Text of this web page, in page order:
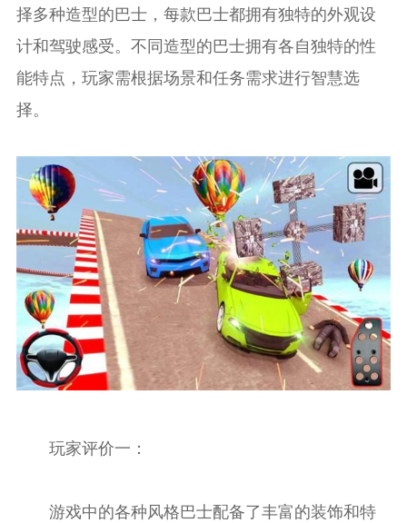
择多种造型的巴士，每款巴士都拥有独特的外观设
计和驾驶感受。不同造型的巴士拥有各自独特的性
能特点，玩家需根据场景和任务需求进行智慧选
择。
玩家评价一：
游戏中的各种风格巴士配备了丰富的装饰和特